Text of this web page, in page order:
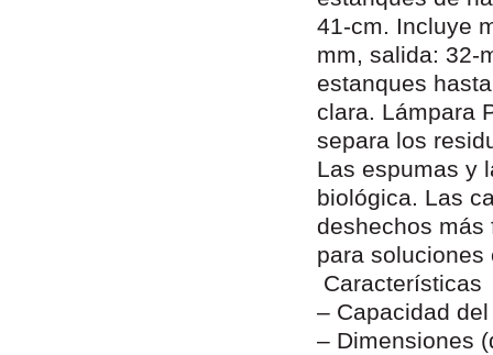
41-cm. Incluye
mm, salida: 32-
estanques
clara. Lámpara
separa los
Las espumas y
biológica. Las
deshechos más
para soluciones
Características
– Capacidad
– Dimensiones